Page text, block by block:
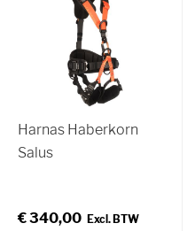
Harnas Haberkorn
Salus
€ 340,00